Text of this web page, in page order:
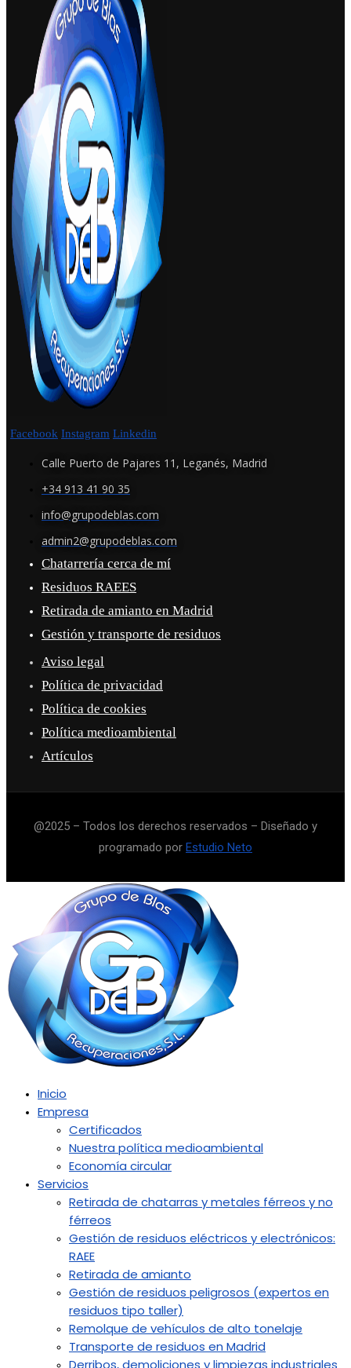
Facebook Instagram Linkedin
Calle Puerto de Pajares 11, Leganés, Madrid
+34 913 41 90 35
info@grupodeblas.com
admin2@grupodeblas.com
Chatarrería cerca de mí
Residuos RAEES
Retirada de amianto en Madrid
Gestión y transporte de residuos
Aviso legal
Política de privacidad
Política de cookies
Política medioambiental
Artículos
@2025 – Todos los derechos reservados – Diseñado y
programado por Estudio Neto
Inicio
Empresa
Certificados
Nuestra política medioambiental
Economía circular
Servicios
Retirada de chatarras y metales férreos y no
férreos
Gestión de residuos eléctricos y electrónicos:
RAEE
Retirada de amianto
Gestión de residuos peligrosos (expertos en
residuos tipo taller)
Remolque de vehículos de alto tonelaje
Transporte de residuos en Madrid
Derribos, demoliciones y limpiezas industriales